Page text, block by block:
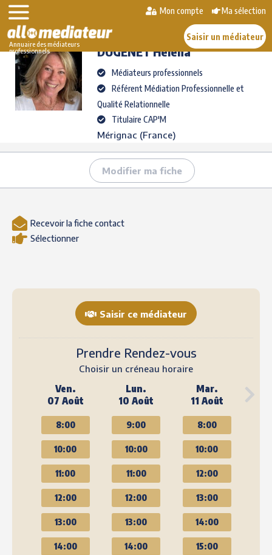
Skip
content
Annuaire des médiateurs
professionnels
Mon compte Ma sélection
Saisir un médiateur
AlloMediateur
DUGENETHelena
Médiateurs professionnels
Référent Médiation Professionnelle et
Qualité Relationnelle
Titulaire CAP'M
Mérignac (France)
Modifier ma fiche
Recevoir la fiche contact
Sélectionner
Saisir ce médiateur
Prendre Rendez-vous
Choisir un créneau horaire
Ven.
07 Août
8:00
10:00
11:00
12:00
13:00
14:00
Lun.
10 Août
9:00
10:00
11:00
12:00
13:00
14:00
Mar.
11 Août
8:00
10:00
12:00
13:00
14:00
15:00